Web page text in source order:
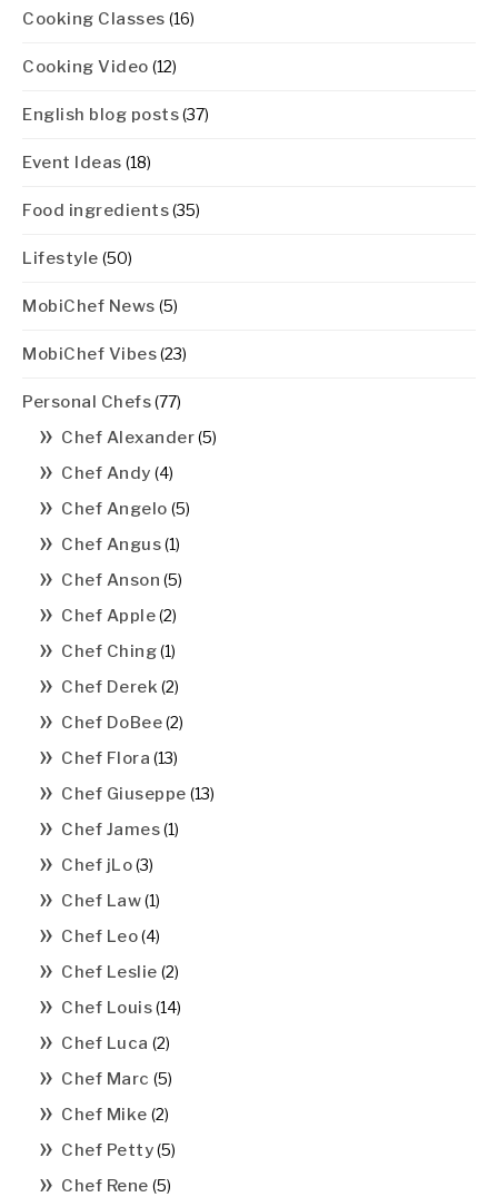
Cooking Classes (16)
Cooking Video (12)
English blog posts(37)
Event Ideas (18)
Food ingredients(35)
Lifestyle (50)
MobiChef News (5)
MobiChef Vibes(23)
Personal Chefs(77)
Chef Alexander(5)
Chef Andy (4)
Chef Angelo (5)
Chef Angus(1)
Chef Anson (5)
Chef Apple(2)
Chef Ching(1)
Chef Derek (2)
Chef DoBee(2)
Chef Flora (13)
Chef Giuseppe (13)
Chef James(1)
Chef jLo(3)
Chef Law(1)
Chef Leo(4)
Chef Leslie (2)
Chef Louis(14)
Chef Luca (2)
Chef Marc (5)
Chef Mike (2)
Chef Petty(5)
Chef Rene (5)